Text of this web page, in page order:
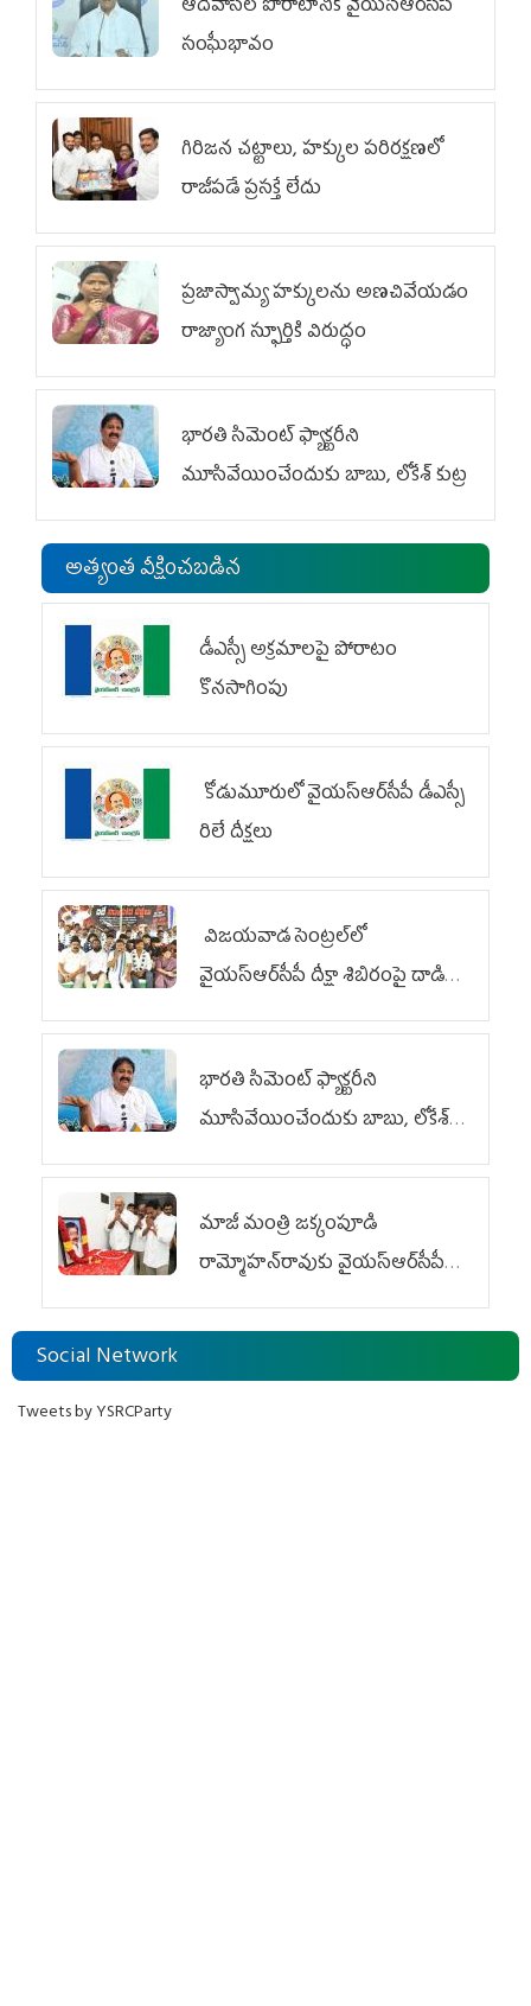
సంఘీభావం
గిరిజన చట్టాలు, హక్కుల పరిరక్షణలో
రాజీపడే ప్రసక్తే లేదు
ప్రజాస్వామ్య హక్కులను అణచివేయడం
రాజ్యాంగ స్ఫూర్తికి విరుద్ధం
భారతి సిమెంట్ ఫ్యాక్టరీని
మూసివేయించేందుకు బాబు, లోకేశ్ కుట్ర
అత్యంత వీక్షించబడిన
డీఎస్సీ అక్రమాలపై పోరాటం
కొనసాగింపు
కోడుమూరులో వైయ‌స్ఆర్‌సీపీ డీఎస్సీ
రిలే దీక్షలు
విజయవాడ సెంట్రల్‌లో
వైయ‌స్ఆర్‌సీపీ దీక్షా శిబిరంపై దాడి
దుర్మార్గం
భారతి సిమెంట్ ఫ్యాక్టరీని
మూసివేయించేందుకు బాబు, లోకేశ్
కుట్ర
మాజీ మంత్రి జక్కంపూడి
రామ్మోహన్‌రావుకు వైయ‌స్ఆర్‌సీపీ
ఘన నివాళి
Social Network
Tweets by YSRCParty